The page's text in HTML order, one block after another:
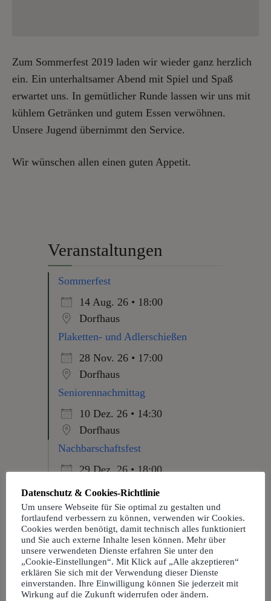
Zum Sommerfest 2019 laden wir wieder ganz herzlich
ein. Ein unterhaltsamer Abend mit Spiel und Spaß
erwartet uns. In gemütlicher Runde lassen wir uns mit
kühlem Getränken und gutem Essen verwöhnen.
Unsere Jugend übernimmt den Service.
Wir wünschen allen einen guten Appetit.
Veranstaltungen
Sommerfest
14 Aug. 26 • 18:00
Dorfhaus
Plaketten- und Adlerschießen
28 Nov. 26 • 17:00
Dorfhaus
Seniorennachmittag
10 Dez. 26 • 14:30
Dorfhaus
Nachbarschaftsfest
29 Dez. 26 • 18:00
Dorfhaus
Silvesterparty 2026
31 Dez. 26 • 19:00
Dorfhaus
Datenschutz & Cookies-Richtlinie
Um unsere Webseite für Sie optimal zu gestalten und
fortlaufend verbessern zu können, verwenden wir Cookies.
Cookies werden benötigt, damit technisch alles funktioniert
und Sie auch externe Inhalte lesen können. Mehr über
unsere verwendeten Dienste erfahren Sie unter den
„Cookie-Einstellungen“. Mit Klick auf „Alle akzeptieren“
erklären Sie sich mit der Verwendung dieser Dienste
einverstanden. Ihre Einwilligung können Sie jederzeit mit
Wirkung auf die Zukunft widerrufen oder ändern.